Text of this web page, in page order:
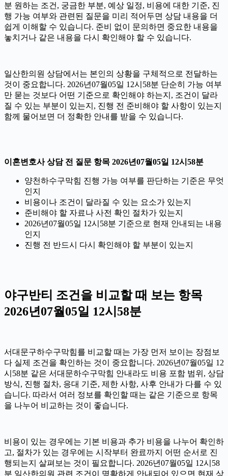
분 원하는 조건, 궁금한 부분, 예상 일정, 비용에 대한 기준, 진
행 가능 여부와 관련된 질문을 미리 적어두면 상담 내용을 더
쉽게 이해할 수 있습니다. 준비 없이 문의하면 중요한 내용을
놓치거나 같은 내용을 다시 확인해야 할 수 있습니다.
일산한의원 상담에서는 본인의 상황을 구체적으로 전달하는
것이 중요합니다. 2026년07월05일 12시58분 단순히 가능 여부
만 묻는 것보다 어떤 기준으로 확인해야 하는지, 조건이 달라
질 수 있는 부분이 있는지, 진행 전 준비해야 할 사항이 있는지
함께 물어보면 더 정확한 안내를 받을 수 있습니다.
이혼변호사 상담 전 질문 항목 2026년07월05일 12시58분
양천하수구막힘 진행 가능 여부를 판단하는 기준은 무엇
인지
비용이나 조건이 달라질 수 있는 요소가 있는지
준비해야 할 자료나 사전 확인 절차가 있는지
2026년07월05일 12시58분 기준으로 현재 안내되는 내용
인지
진행 전 반드시 다시 확인해야 할 부분이 있는지
야구반티 조건을 비교할 때 보는 항목
2026년07월05일 12시58분
서대문구하수구막힘를 비교할 때는 가장 먼저 보이는 장점보
다 실제 조건을 확인하는 것이 중요합니다. 2026년07월05일 12
시58분 같은 서대문하수구막힘 안내라도 비용 포함 범위, 상담
방식, 진행 절차, 응대 기준, 제한 사항, 사후 안내가 다를 수 있
습니다. 따라서 여러 정보를 확인할 때는 같은 기준으로 항목
을 나누어 비교하는 것이 좋습니다.
비용이 있는 경우에는 기본 비용과 추가 비용을 나누어 확인하
고, 절차가 있는 경우에는 시작부터 완료까지 어떤 순서로 진
행되는지 살펴보는 것이 필요합니다. 2026년07월05일 12시58
분 일산한의원 관련 조건이 명확하게 안내되어 있으면 현재 상